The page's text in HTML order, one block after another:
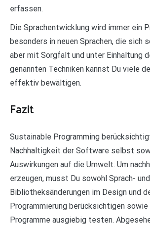
erfassen.
Die Sprachentwicklung wird immer ein
besonders in neuen Sprachen, die sich
aber mit Sorgfalt und unter Einhaltung
genannten Techniken kannst Du viele
effektiv bewältigen.
Fazit
Sustainable Programming
Nachhaltigkeit der Software selbst
Auswirkungen auf die Umwelt. Um
erzeugen, musst Du sowohl Sprach- und
Bibliotheksänderungen im Design und
Programmierung berücksichtigen sowie
Programme ausgiebig testen.